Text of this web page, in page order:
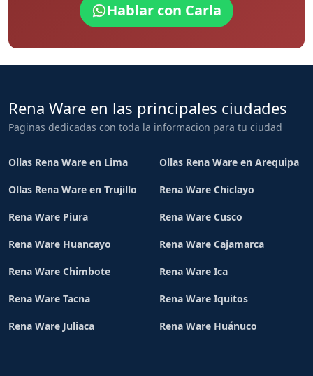
Hablar con Carla
Rena Ware en las principales ciudades
Paginas dedicadas con toda la informacion para tu ciudad
Ollas Rena Ware en Lima Ollas Rena Ware en Arequipa
Ollas Rena Ware en Trujillo Rena Ware Chiclayo
Rena Ware Piura Rena Ware Cusco
Rena Ware Huancayo Rena Ware Cajamarca
Rena Ware Chimbote Rena Ware Ica
Rena Ware Tacna Rena Ware Iquitos
Rena Ware Juliaca Rena Ware Huánuco